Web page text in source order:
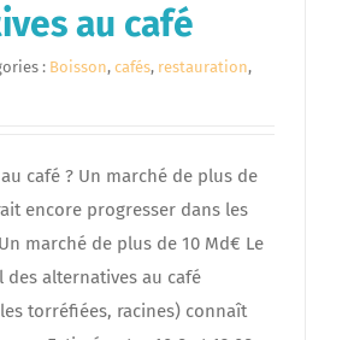
au café
: Boisson, cafés, restauration,
café ? Un marché de plus de
encore progresser dans les
marché de plus de 10 Md€ Le
des alternatives au café
torréfiées, racines) connaît